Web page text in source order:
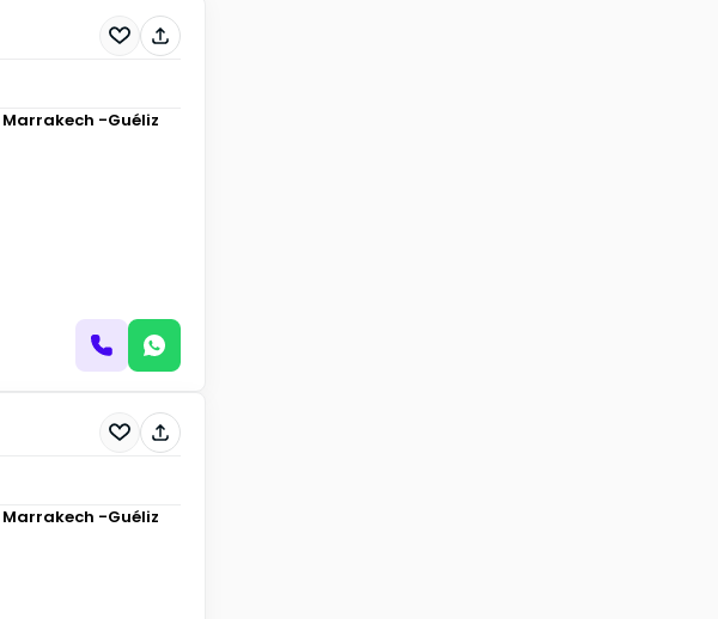
Marrakech -Guéliz
Marrakech -Guéliz